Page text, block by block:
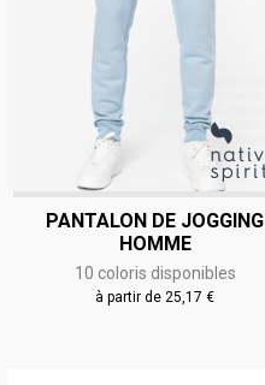
PANTALON DE JOGGING
HOMME
10 coloris disponibles
à partir de 25,17 €